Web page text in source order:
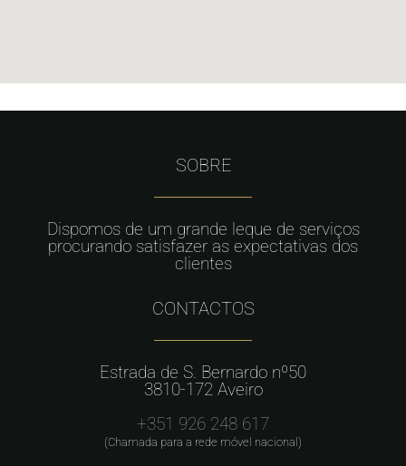
SOBRE
Dispomos de um grande leque de serviços
procurando satisfazer as expectativas dos
clientes
CONTACTOS
Estrada de S. Bernardo nº50
3810-172 Aveiro
+351 926 248 617
(Chamada para a rede móvel nacional)